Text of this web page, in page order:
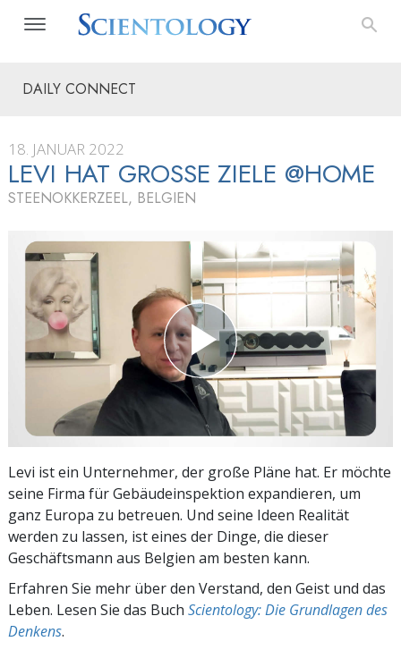
DAILY CONNECT
18. JANUAR 2022
LEVI HAT GROSSE ZIELE @HOME
STEENOKKERZEEL, BELGIEN
Levi ist ein Unternehmer, der große Pläne hat. Er möchte
seine Firma für Gebäudeinspektion expandieren, um
ganz Europa zu betreuen. Und seine Ideen Realität
werden zu lassen, ist eines der Dinge, die dieser
Geschäftsmann aus Belgien am besten kann.
Erfahren Sie mehr über den Verstand, den Geist und das
Leben. Lesen Sie das Buch Scientology: Die Grundlagen des
Denkens.